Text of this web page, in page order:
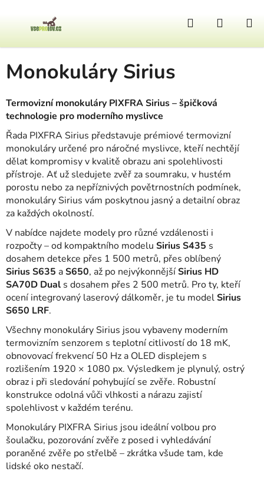
Hledat
Domů
Monokuláry Sirius
Termovizní monokuláry PIXFRA Sirius – špičková
technologie pro moderního myslivce
Řada PIXFRA Sirius představuje prémiové termovizní
monokuláry určené pro náročné myslivce, kteří nechtějí
dělat kompromisy v kvalitě obrazu ani spolehlivosti
přístroje. Ať už sledujete zvěř za soumraku, v hustém
porostu nebo za nepříznivých povětrnostních podmínek,
monokuláry Sirius vám poskytnou jasný a detailní obraz
za každých okolností.
V nabídce najdete modely pro různé vzdálenosti i
rozpočty – od kompaktního modelu Sirius S435 s
dosahem detekce přes 1 500 metrů, přes oblíbený
Sirius S635 aS650, až po nejvýkonnějšíSirius HD
SA70D Dual s dosahem přes 2 500 metrů. Pro ty, kteří
ocení integrovaný laserový dálkoměr, je tu modelSirius
S650 LRF.
Všechny monokuláry Sirius jsou vybaveny moderním
termovizním senzorem s teplotní citlivostí do 18 mK,
obnovovací frekvencí 50 Hz a OLED displejem s
rozlišením 1920 × 1080 px. Výsledkem je plynulý, ostrý
obraz i při sledování pohybující se zvěře. Robustní
konstrukce odolná vůči vlhkosti a nárazu zajistí
spolehlivost v každém terénu.
Monokuláry PIXFRA Sirius jsou ideální volbou pro
šoulačku, pozorování zvěře z posed i vyhledávání
poraněné zvěře po střelbě – zkrátka všude tam, kde
lidské oko nestačí.